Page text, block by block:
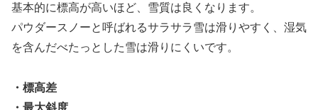
基本的に標高が高いほど、雪質は良くなります。
パウダースノーと呼ばれるサラサラ雪は滑りやすく、湿気
を含んだべたっとした雪は滑りにくいです。
・標高差
・最大斜度